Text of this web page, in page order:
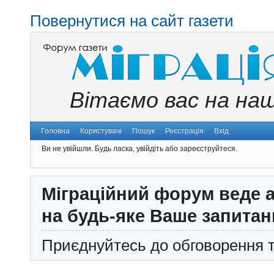
Повернутися на сайт газети
Вітаємо вас на
Головна Користувачі Пошук Реєстрація Вхід
Ви не увійшли. Будь ласка, увійдіть або зареєструйтеся.
Міграційний форум веде
на будь-яке Ваше
Приєднуйтесь до обговорення